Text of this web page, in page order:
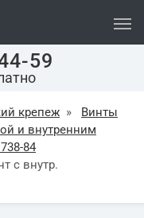
59
крепеж »
Винты
и внутренним
84
с внутр.